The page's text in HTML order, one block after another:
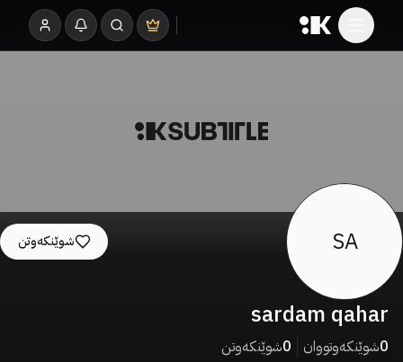
SA
sardam qahar
0شوێنکەوتووان 0شوێنکەوتن
شوێنکەوتن